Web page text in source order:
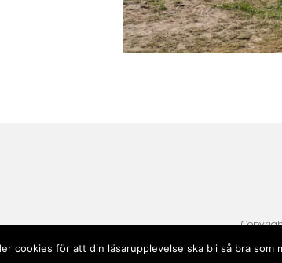
cookies för att din läsarupplevelse ska bli så bra